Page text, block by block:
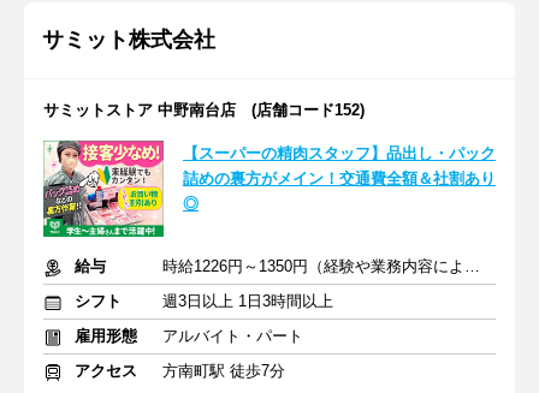
サミット株式会社
サミットストア 中野南台店 (店舗コード152)
【スーパーの精肉スタッフ】品出し・パック
詰めの裏方がメイン！交通費全額＆社割あり
◎
給与
時給1226円～1350円（経験や業務内容による）+交通費全額
シフト
週3日以上 1日3時間以上
雇用形態
アルバイト・パート
アクセス
方南町駅 徒歩7分